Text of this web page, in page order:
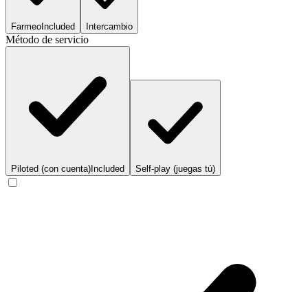
Farmeo Included Intercambio
Método de servicio
Piloted (con cuenta) Included Self-play (juegas tú)